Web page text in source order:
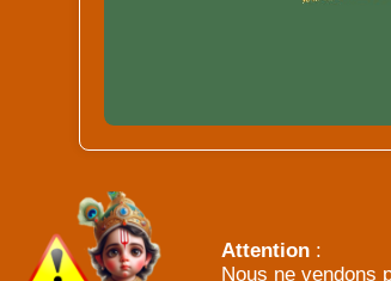
Attention :
Nous ne vendons